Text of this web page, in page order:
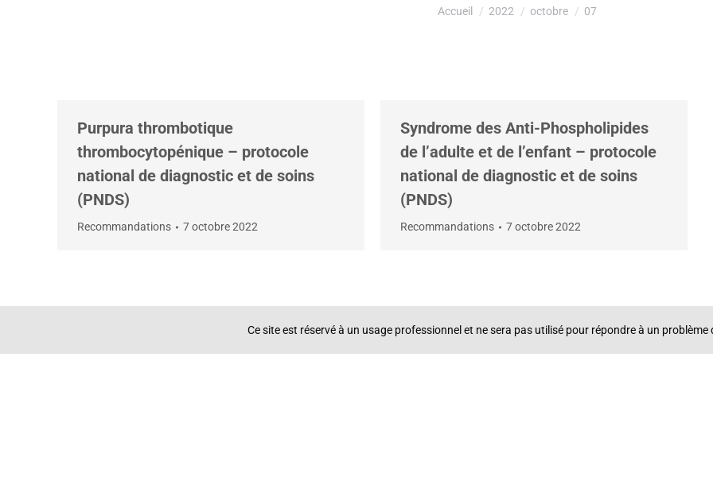
Accueil 2022 octobre 07
Purpura thrombotique
thrombocytopénique – protocole
national de diagnostic et de soins
(PNDS)
Recommandations 7 octobre 2022
Syndrome des Anti-Phospholipides
de l’adulte et de l’enfant – protocole
national de diagnostic et de soins
(PNDS)
Recommandations 7 octobre 2022
Ce site est réservé à un usage professionnel et ne sera pas utilisé pour répondre à un